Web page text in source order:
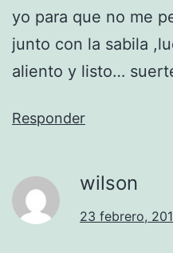
yo para que no me
junto con la sabila
aliento y listo…
Responder
wilson
23 febrero,